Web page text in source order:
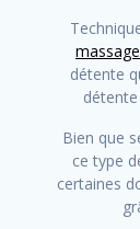
détente
Bien que
ce type
certaines